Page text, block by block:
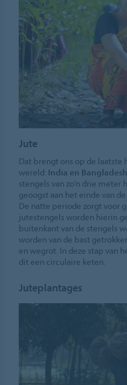
Jute
Dat brengt ons op de laatste
wereld: India en Bangladesh
stengels van zo’n drie
geoogst aan het einde van
De natte periode zorgt voor
jutestengels worden hierin
buitenkant van de stengels
worden van de bast
en wegrot. In deze stap van
dit een circulaire keten.
Juteplantages